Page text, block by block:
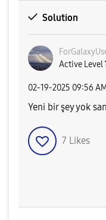
Solution
Active Level
‎02-19-2025 09:56 AM
Yeni bir şey yok
7 Likes